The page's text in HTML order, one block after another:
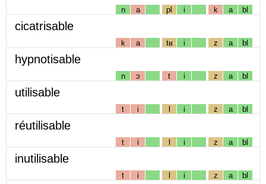
n a pl i k a bl
cicatrisable
k a tʁ i z a bl
hypnotisable
n ɔ t i z a bl
utilisable
t i l i z a bl
réutilisable
t i l i z a bl
inutilisable
t i l i z a bl